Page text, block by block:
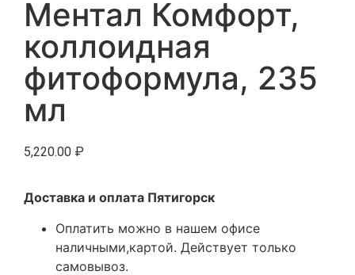
Ментал Комфорт,
коллоидная
фитоформула, 235
мл
5,220.00 ₽
Доставка и оплата Пятигорск
Оплатить можно в нашем офисе
наличными,картой. Действует только
самовывоз.